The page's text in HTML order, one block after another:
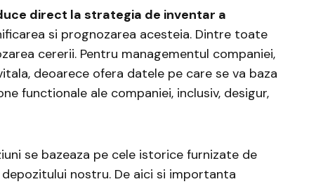
direct la strategia de inventar a
si prognozarea acesteia. Dintre toate
cererii. Pentru managementul companiei,
deoarece ofera datele pe care se va baza
functionale ale companiei, inclusiv, desigur,
se bazeaza pe cele istorice furnizate de
nostru. De aici si importanta